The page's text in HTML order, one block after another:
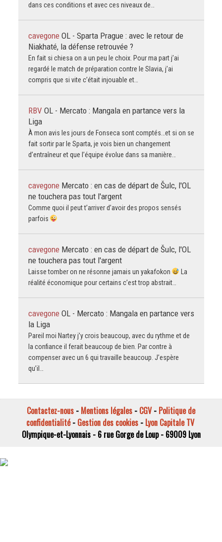
dans ces conditions et avec ces niveaux de…
cavegone OL - Sparta Prague : avec le retour de
Niakhaté, la défense retrouvée ?
En fait si chiesa on a un peu le choix. Pour ma part j’ai
regardé le match de préparation contre le Slavia, j’ai
compris que si vite c’était injouable et…
RBV OL - Mercato : Mangala en partance vers la
Liga
À mon avis les jours de Fonseca sont comptés…et si on se
fait sortir par le Sparta, je vois bien un changement
d’entraîneur et que l’équipe évolue dans sa manière…
cavegone Mercato : en cas de départ de Šulc, l'OL
ne touchera pas tout l'argent
Comme quoi il peut t’arriver d’avoir des propos sensés
parfois
cavegone Mercato : en cas de départ de Šulc, l'OL
ne touchera pas tout l'argent
Laisse tomber on ne résonne jamais un yakafokon
La
réalité économique pour certains c’est trop abstrait…
cavegone OL - Mercato : Mangala en partance vers
la Liga
Pareil moi Nartey j’y crois beaucoup, avec du rythme et de
la confiance il ferait beaucoup de bien. Par contre à
compenser avec un 6 qui travaille beaucoup. J’espère
qu’il…
Contactez-nous - Mentions légales - CGV- Politique de
confidentialité- Gestion des cookies- Lyon Capitale TV
Olympique-et-Lyonnais - 6 rue Gorge de Loup - 69009 Lyon